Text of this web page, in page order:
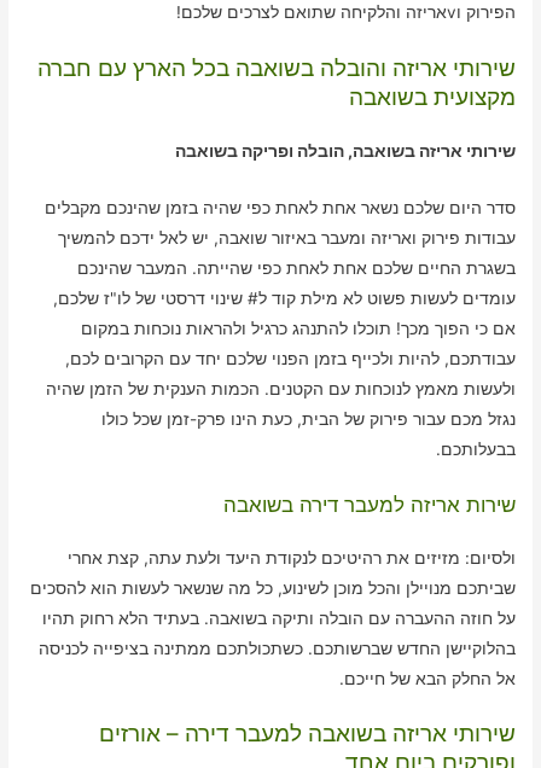
הפירוק וvאריזה והלקיחה שתואם לצרכים שלכם!
שירותי אריזה והובלה בשואבה בכל הארץ עם חברה
מקצועית בשואבה
שירותי אריזה בשואבה, הובלה ופריקה בשואבה
סדר היום שלכם נשאר אחת לאחת כפי שהיה בזמן שהינכם מקבלים
עבודות פירוק ואריזה ומעבר באיזור שואבה, יש לאל ידכם להמשיך
בשגרת החיים שלכם אחת לאחת כפי שהייתה. המעבר שהינכם
עומדים לעשות פשוט לא מילת קוד ל# שינוי דרסטי של לו"ז שלכם,
אם כי הפוך מכך! תוכלו להתנהג כרגיל ולהראות נוכחות במקום
עבודתכם, להיות ולכייף בזמן הפנוי שלכם יחד עם הקרובים לכם,
ולעשות מאמץ לנוכחות עם הקטנים. הכמות הענקית של הזמן שהיה
נגזל מכם עבור פירוק של הבית, כעת הינו פרק-זמן שכל כולו
בבעלותכם.
שירות אריזה למעבר דירה בשואבה
ולסיום: מזיזים את רהיטיכם לנקודת היעד ולעת עתה, קצת אחרי
שביתכם מנויילן והכל מוכן לשינוע, כל מה שנשאר לעשות הוא להסכים
על חוזה ההעברה עם הובלה ותיקה בשואבה. בעתיד הלא רחוק תהיו
בהלוקיישן החדש שברשותכם. כשתכולתכם ממתינה בציפייה לכניסה
אל החלק הבא של חייכם.
שירותי אריזה בשואבה למעבר דירה – אורזים